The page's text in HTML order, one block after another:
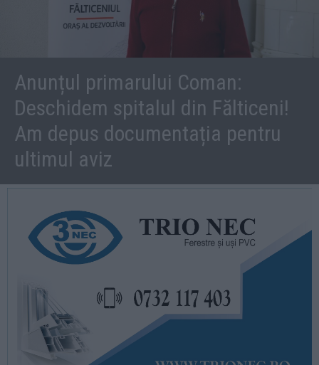
Anunțul primarului Coman:
Deschidem spitalul din Fălticeni!
Am depus documentația pentru
ultimul aviz